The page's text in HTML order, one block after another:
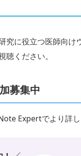
に役立つ医師向け
ください。
募集中
Expertでより詳し